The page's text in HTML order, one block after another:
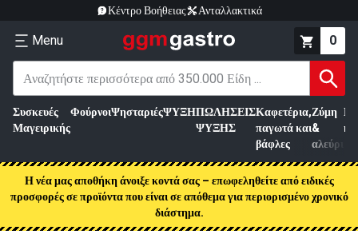
Κέντρο Βοήθειας Ανταλλακτικά
Menu 0
Συσκευές
Μαγειρικής
ΦούρνοιΨησταριέςΨΥΞΗΠΩΛΗΣΕΙΣ
ΨΥΞΗΣ
Καφετέρια,
παγωτά και
βάφλες
Ζύμη
&
αλεύρι
Η νέα μας αποθήκη άνοιξε κοντά σας – επωφεληθείτε από ειδικές
προσφορές σε προϊόντα που είναι σε απόθεμα για περιορισμένο χρονικό
διάστημα.